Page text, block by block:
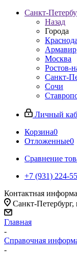
Санкт-
Назад
Города
Армавир
Москва
Ростов-
Санкт-
Сочи
Личный
Корзина0
Отложенные0
Сравнение
+7 (931) 224-
Контактная
Санкт-
Главная
-
Справочная
-